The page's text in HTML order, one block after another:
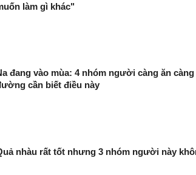
làm gì khác"
đang vào mùa: 4 nhóm người càng ăn
cần biết điều này
nhàu rất tốt nhưng 3 nhóm người này